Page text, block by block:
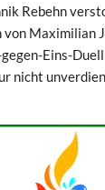
Rebehn
von Maximilian
Eins-
nicht